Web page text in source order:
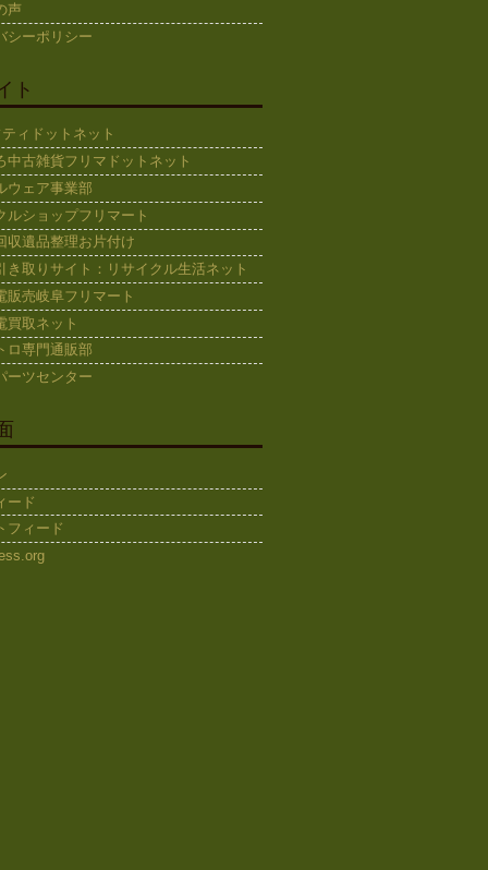
声
シーポリシー
ト
ィドットネット
中古雑貨フリマドットネット
ウェア事業部
ルショップフリマート
収遺品整理お片付け
き取りサイト：リサイクル生活ネット
販売岐阜フリマート
買取ネット
ロ専門通販部
ーツセンター
ード
フィード